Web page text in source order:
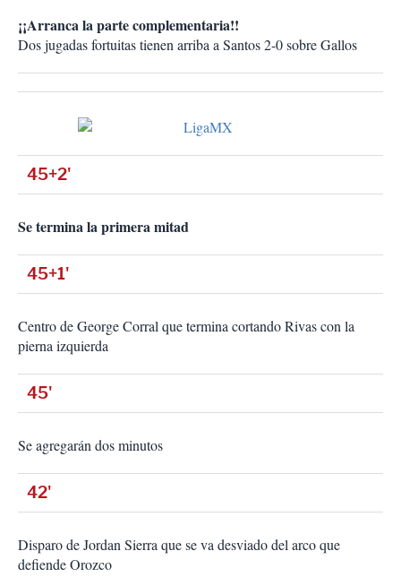
¡¡Arranca la parte complementaria!!
Dos jugadas fortuitas tienen arriba a Santos 2-0 sobre Gallos
45+2'
Se termina la primera mitad
45+1'
Centro de George Corral que termina cortando Rivas con la
pierna izquierda
45'
Se agregarán dos minutos
42'
Disparo de Jordan Sierra que se va desviado del arco que
defiende Orozco